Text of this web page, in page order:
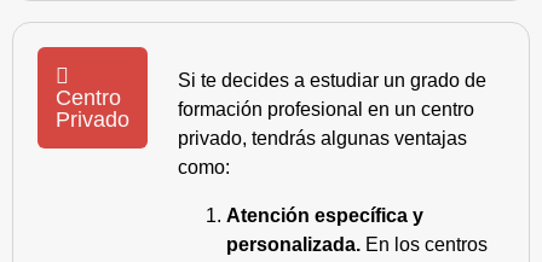
Centro
Privado
Si te decides a estudiar un grado de
formación profesional en un centro
privado, tendrás algunas ventajas
como:
Atención específica y
personalizada. En los centros